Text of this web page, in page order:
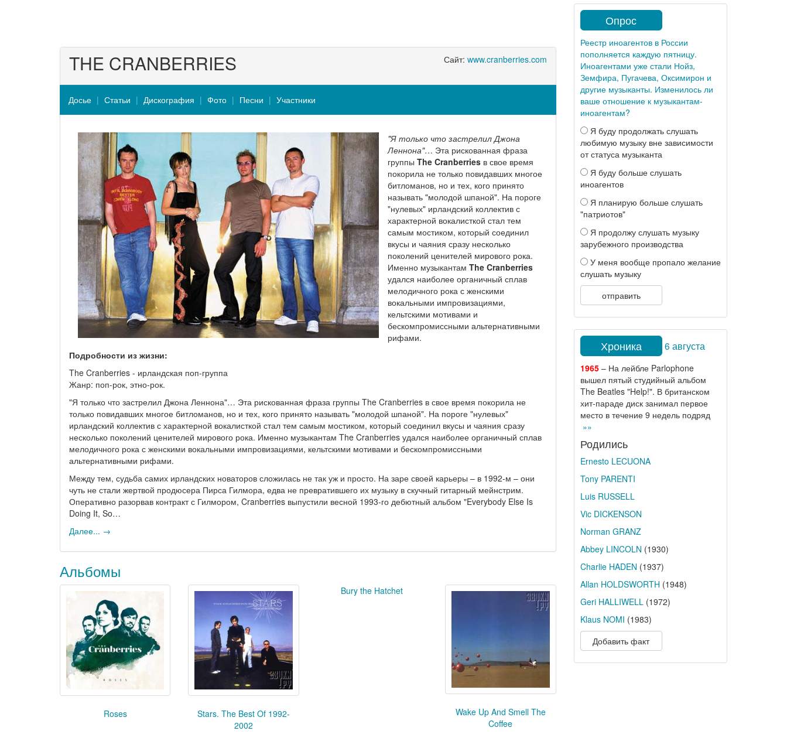
Сайт: www.cranberries.com
THE CRANBERRIES
Досье Статьи Дискография Фото Песни Участники
"Я только что застрелил Джона
Леннона"… Эта рискованная фраза
группы The Cranberriesв свое время
покорила не только повидавших многое
битломанов, но и тех, кого принято
называть "молодой шпаной". На пороге
"нулевых" ирландский коллектив с
характерной вокалисткой стал тем
самым мостиком, который соединил
вкусы и чаяния сразу несколько
поколений ценителей мирового рока.
Именно музыкантам The Cranberries
удался наиболее органичный сплав
мелодичного рока с женскими
вокальными импровизациями,
кельтскими мотивами и
бескомпромиссными альтернативными
рифами.
Подробности из жизни:
The Cranberries - ирландская поп-группа
Жанр: поп-рок, этно-рок.
"Я только что застрелил Джона Леннона"… Эта рискованная фраза группы The Cranberries в свое время покорила не
только повидавших многое битломанов, но и тех, кого принято называть "молодой шпаной". На пороге "нулевых"
ирландский коллектив с характерной вокалисткой стал тем самым мостиком, который соединил вкусы и чаяния сразу
несколько поколений ценителей мирового рока. Именно музыкантам The Cranberries удался наиболее органичный сплав
мелодичного рока с женскими вокальными импровизациями, кельтскими мотивами и бескомпромиссными
альтернативными рифами.
Между тем, судьба самих ирландских новаторов сложилась не так уж и просто. На заре своей карьеры – в 1992-м – они
чуть не стали жертвой продюсера Пирса Гилмора, едва не превратившего их музыку в скучный гитарный мейнстрим.
Оперативно разорвав контракт с Гилмором, Cranberries выпустили весной 1993-го дебютный альбом "Everybody Else Is
Doing It, So…
Далее... →
Альбомы
Roses
Stars. The Best Of 1992-
2002
Bury the Hatchet
Wake Up And Smell The
Coffee
Опрос
Реестр иноагентов в России
пополняется каждую пятницу.
Иноагентами уже стали Нойз,
Земфира, Пугачева, Оксимирон и
другие музыканты. Изменилось ли
ваше отношение к музыкантам-
иноагентам?
Я буду продолжать слушать
любимую музыку вне зависимости
от статуса музыканта
Я буду больше слушать
иноагентов
Я планирую больше слушать
"патриотов"
Я продолжу слушать музыку
зарубежного производства
У меня вообще пропало желание
слушать музыку
отправить
Хроника 6 августа
1965– На лейбле Parlophone
вышел пятый студийный альбом
The Beatles "Help!". В британском
хит-параде диск занимал первое
место в течение 9 недель подряд
»»
Родились
Ernesto LECUONA
Tony PARENTI
Luis RUSSELL
Vic DICKENSON
Norman GRANZ
Abbey LINCOLN (1930)
Charlie HADEN (1937)
Allan HOLDSWORTH (1948)
Geri HALLIWELL(1972)
Klaus NOMI (1983)
Добавить факт